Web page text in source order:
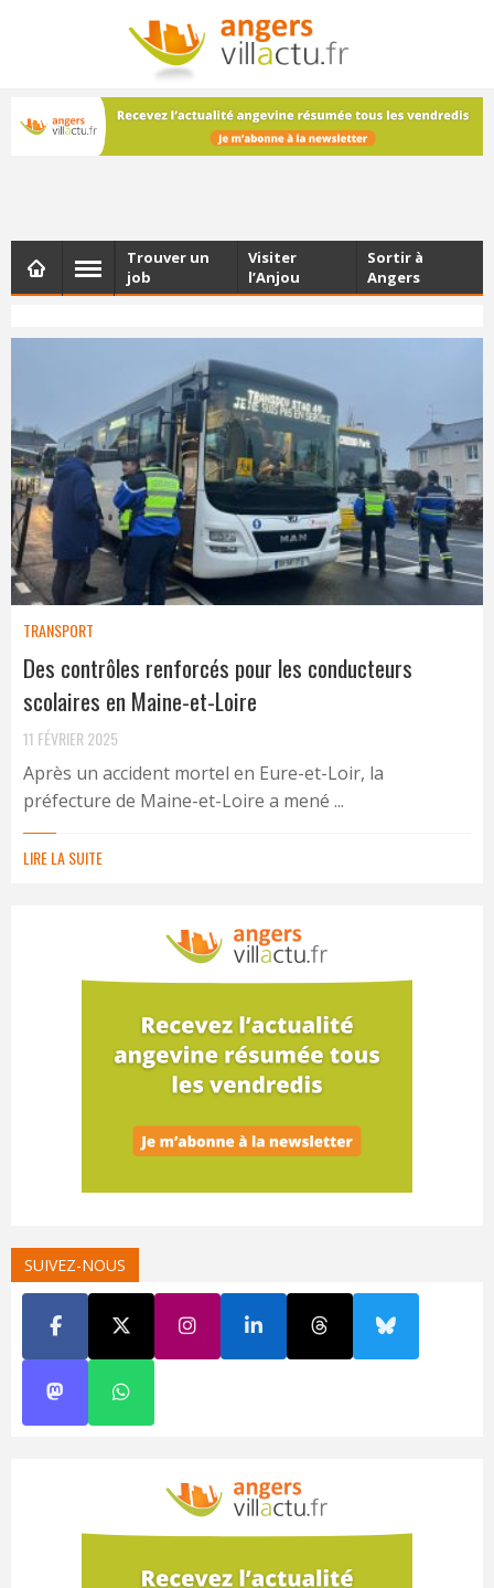
NEWSLETTER
Les dernières actualités d'Angers, chaque vendredi dans
votre boîte e-mail
Trouver un
job
Visiter
l’Anjou
Sortir à
Angers
TRANSPORT
Des contrôles renforcés pour les conducteurs
scolaires en Maine-et-Loire
11 FÉVRIER 2025
Après un accident mortel en Eure-et-Loir, la
préfecture de Maine-et-Loire a mené ...
LIRE LA SUITE
SUIVEZ-NOUS